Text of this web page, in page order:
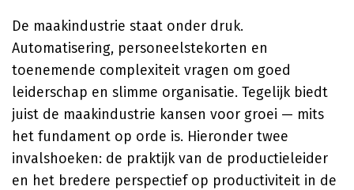
De maakindustrie staat onder druk.
Automatisering, personeelstekorten en
toenemende complexiteit vragen om goed
leiderschap en slimme organisatie. Tegelijk biedt
juist de maakindustrie kansen voor groei — mits
het fundament op orde is. Hieronder twee
invalshoeken: de praktijk van de productieleider
en het bredere perspectief op productiviteit in de